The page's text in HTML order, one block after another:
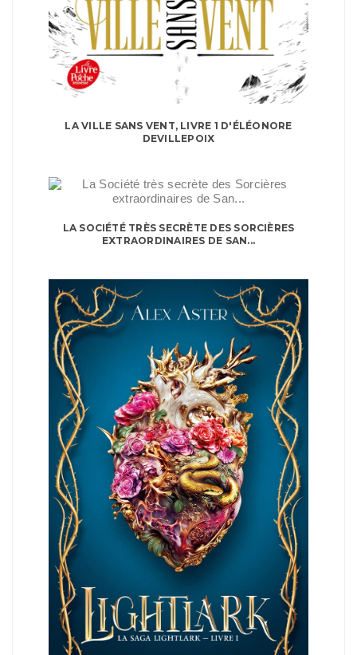
LA VILLE SANS VENT, LIVRE 1 D'ÉLÉONORE
DEVILLEPOIX
LA SOCIÉTÉ TRÈS SECRÈTE DES SORCIÈRES
EXTRAORDINAIRES DE SAN...